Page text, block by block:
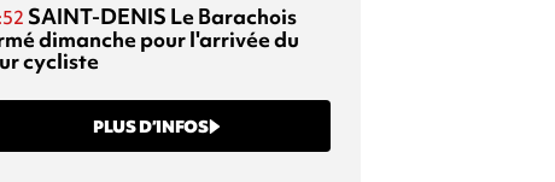
SAINT-DENIS Le Barachois
dimanche pour l'arrivée du
cycliste
PLUS D’INFOS